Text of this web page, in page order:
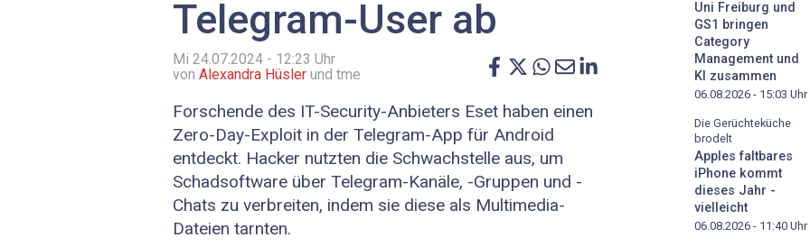
Telegram-User ab
Mi 24.07.2024 - 12:23 Uhr
von Alexandra Hüsler und tme
Forschende des IT-Security-Anbieters Eset haben einen
Zero-Day-Exploit in der Telegram-App für Android
entdeckt. Hacker nutzten die Schwachstelle aus, um
Schadsoftware über Telegram-Kanäle, -Gruppen und -
Chats zu verbreiten, indem sie diese als Multimedia-
Dateien tarnten.
Uni Freiburg und
GS1 bringen
Category
Management und
KI zusammen
06.08.2026 - 15:03 Uhr
Die Gerüchteküche
brodelt
Apples faltbares
iPhone kommt
dieses Jahr -
vielleicht
06.08.2026 - 11:40 Uhr